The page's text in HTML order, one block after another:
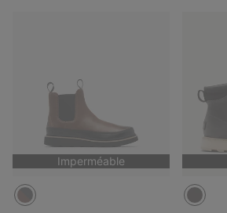
Imperméable